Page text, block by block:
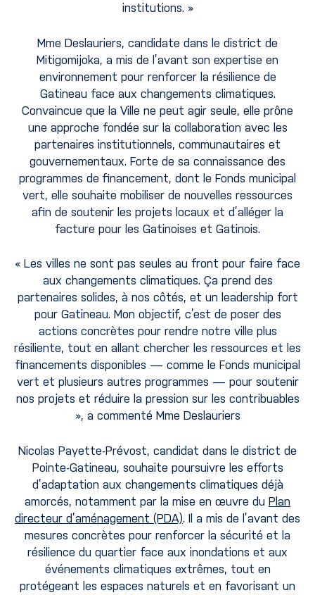
institutions. »
Mme Deslauriers, candidate dans le district de
Mitigomijoka, a mis de l’avant son expertise en
environnement pour renforcer la résilience de
Gatineau face aux changements climatiques.
Convaincue que la Ville ne peut agir seule, elle prône
une approche fondée sur la collaboration avec les
partenaires institutionnels, communautaires et
gouvernementaux. Forte de sa connaissance des
programmes de financement, dont le Fonds municipal
vert, elle souhaite mobiliser de nouvelles ressources
afin de soutenir les projets locaux et d’alléger la
facture pour les Gatinoises et Gatinois.
« Les villes ne sont pas seules au front pour faire face
aux changements climatiques. Ça prend des
partenaires solides, à nos côtés, et un leadership fort
pour Gatineau. Mon objectif, c’est de poser des
actions concrètes pour rendre notre ville plus
résiliente, tout en allant chercher les ressources et les
financements disponibles — comme le Fonds municipal
vert et plusieurs autres programmes — pour soutenir
nos projets et réduire la pression sur les contribuables
», a commenté Mme Deslauriers
Nicolas Payette-Prévost, candidat dans le district de
Pointe-Gatineau, souhaite poursuivre les efforts
d’adaptation aux changements climatiques déjà
amorcés, notamment par la mise en œuvre du Plan
directeur d’aménagement (PDA). Il a mis de l’avant des
mesures concrètes pour renforcer la sécurité et la
résilience du quartier face aux inondations et aux
événements climatiques extrêmes, tout en
protégeant les espaces naturels et en favorisant un